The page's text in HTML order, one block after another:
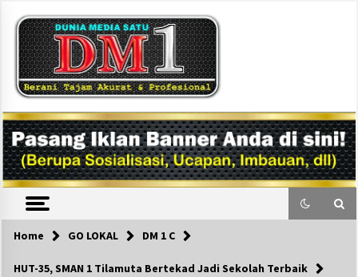
content
DM1
Home GO LOKAL DM 1 C
HUT-35, SMAN 1 Tilamuta Bertekad Jadi Sekolah Terbaik